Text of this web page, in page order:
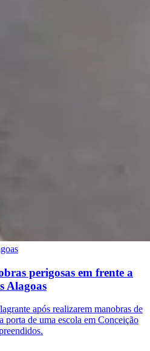
perigosas em frente a
Alagoas
após realizarem manobras de
porta de uma escola em Conceição